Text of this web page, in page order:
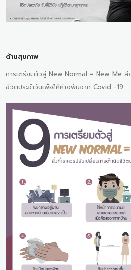
ด้านสุขภาพ
การเตรียมตัวสู่ New Normal = New Me สิ่ง
ชีวิตประจำวันเพื่อให้ห่างพ้นจาก Covid -19